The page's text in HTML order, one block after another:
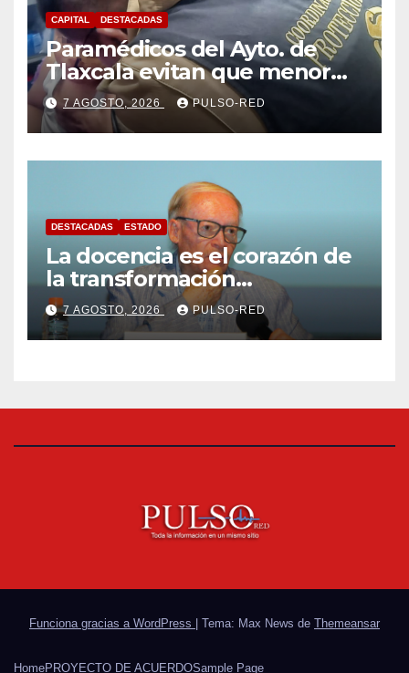
CAPITAL DESTACADAS
Paramédicos del Ayto. de
Tlaxcala evitan que menor
sufra complicaciones por
hipotermia tras caer en una
cisterna
7 AGOSTO, 2026 PULSO-RED
DESTACADAS ESTADO
La docencia es el corazón de
la transformación
universitaria: Rector de la
UATx
7 AGOSTO, 2026 PULSO-RED
Funciona gracias a WordPress Tema: Max News de Themeansar
HomePROYECTO DE ACUERDOSample Page